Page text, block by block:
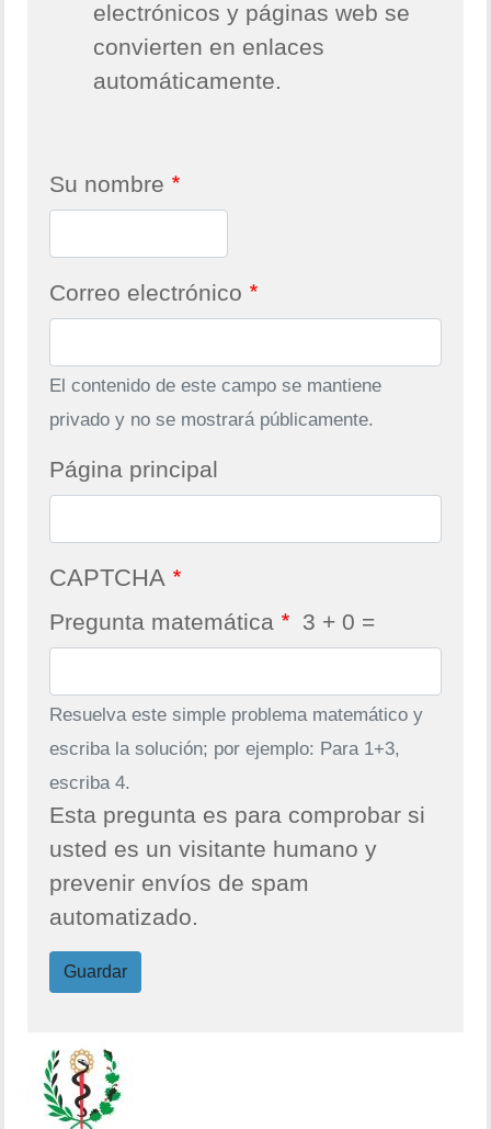
electrónicos y páginas web se
convierten en enlaces
automáticamente.
Su nombre
Correo electrónico
El contenido de este campo se mantiene
privado y no se mostrará públicamente.
Página principal
CAPTCHA
Pregunta matemática 3 + 0 =
Resuelva este simple problema matemático y
escriba la solución; por ejemplo: Para 1+3,
escriba 4.
Esta pregunta es para comprobar si
usted es un visitante humano y
prevenir envíos de spam
automatizado.
Guardar